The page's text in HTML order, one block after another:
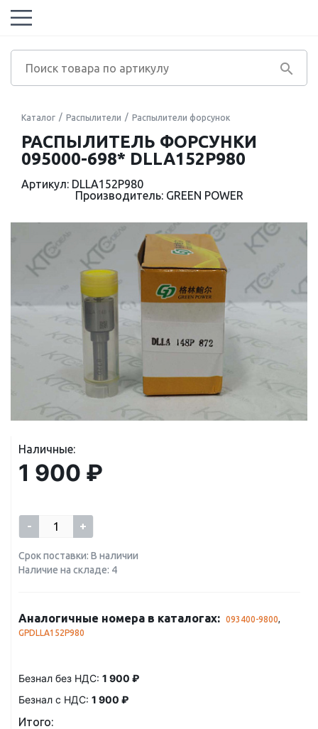
Каталог Распылители Распылители форсунок
РАСПЫЛИТЕЛЬ ФОРСУНКИ
095000-698* DLLA152P980
Артикул: DLLA152P980
Производитель: GREEN POWER
Наличные:
1 900 ₽
- +
Срок поставки: В наличии
Наличие на складе: 4
Аналогичные номера в каталогах: 093400-9800,
GPDLLA152P980
Безнал без НДС: 1 900 ₽
Безнал с НДС: 1 900 ₽
Итого: